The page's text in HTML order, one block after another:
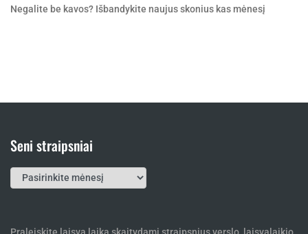
Negalite be kavos? Išbandykite naujus skonius kas mėnesį
Seni straipsniai
Seni
straipsniai